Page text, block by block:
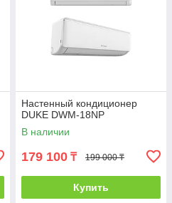
Настенный кондиционер
DUKE DWM-18NP
В наличии
179 100 ₸ 199 000 ₸
Купить